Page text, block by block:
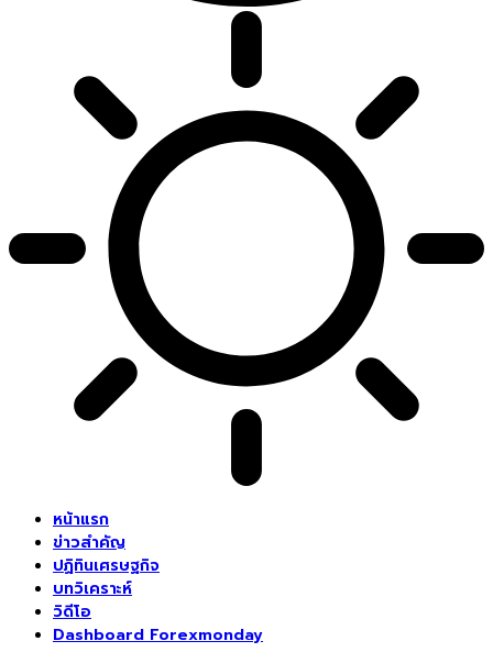
หน้าแรก
ข่าวสำคัญ
ปฏิทินเศรษฐกิจ
บทวิเคราะห์
วิดีโอ
Dashboard Forexmonday